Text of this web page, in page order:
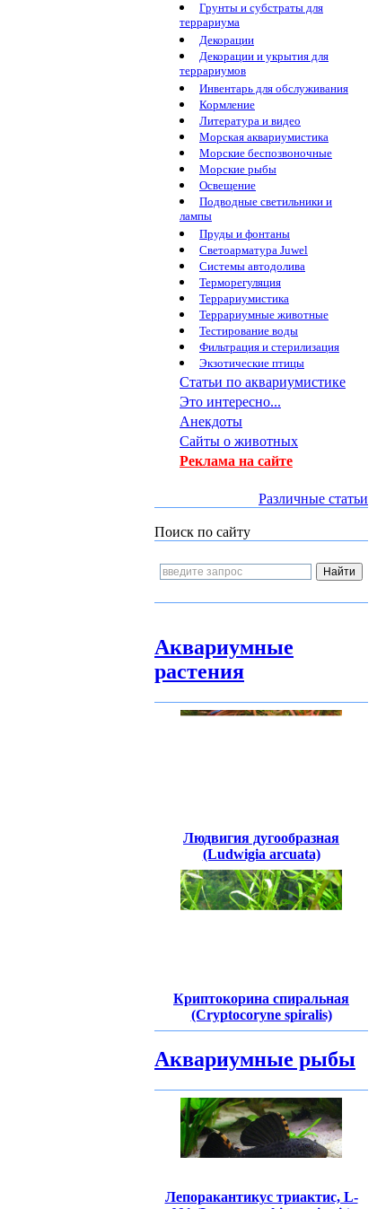
Грунты и субстраты для
террариума
Декорации
Декорации и укрытия для
террариумов
Инвентарь для обслуживания
Кормление
Литература и видео
Морская аквариумистика
Морские беспозвоночные
Морские рыбы
Освещение
Подводные светильники и
лампы
Пруды и фонтаны
Светоарматура Juwel
Системы автодолива
Терморегуляция
Террариумистика
Террариумные животные
Тестирование воды
Фильтрация и стерилизация
Экзотические птицы
Статьи по аквариумистике
Это интересно...
Анекдоты
Сайты о животных
Реклама на сайте
Различные статьи
Поиск по сайту
Аквариумные
растения
Людвигия дугообразная
(Ludwigia arcuata)
Криптокорина спиральная
(Cryptocoryne spiralis)
Аквариумные рыбы
Лепоракантикус триактис, L-